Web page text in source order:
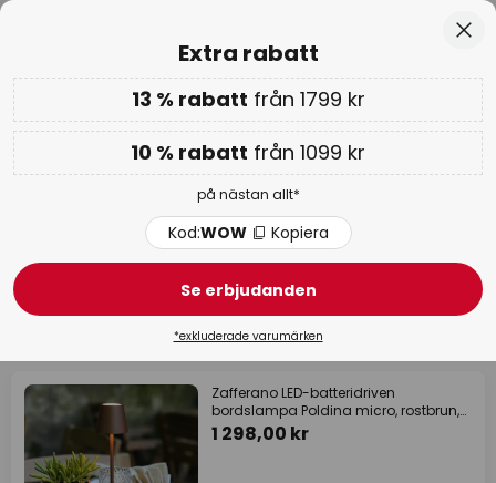
Endast
01D 11T 53M 12S
Extra rabatt: 10 % från 1099 kr eller 13 % från 1799 kr-
på nästan allt
Kod:WOW Kopiera
WOW-veckan:upp till -70 % >
Zafferano
Zafferano LED-batteridriven
bordslampa Poldina micro, rostbrun,
IP65
1 298,00 kr
Extra rabatt
13 % rabatt från 1799 kr
10 % rabatt från 1099 kr
på nästan allt*
Kod:WOW Kopiera
Se erbjudanden
*exkluderade varumärken